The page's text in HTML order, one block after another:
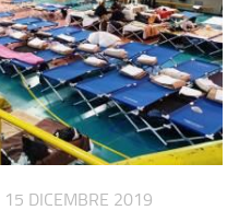
15 DICEMBRE 2019